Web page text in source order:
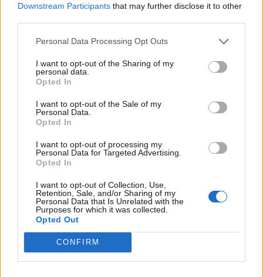
Downstream Participants that may further disclose it to other
Personal Data Processing Opt Outs
I want to opt-out of the Sharing of my
personal data.
Opted In
I want to opt-out of the Sale of my
Personal Data.
Opted In
I want to opt-out of processing my
Personal Data for Targeted Advertising.
Opted In
I want to opt-out of Collection, Use,
Retention, Sale, and/or Sharing of my
Personal Data that Is Unrelated with the
Purposes for which it was collected.
Opted Out
CONFIRM